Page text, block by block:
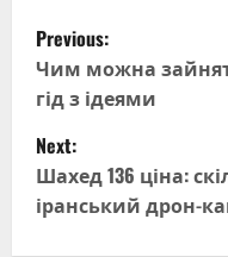
P
o
s
t
n
Previous:
Чим можна
гід з ідеями
Next:
Шахед 136 ціна:
іранський дрон-